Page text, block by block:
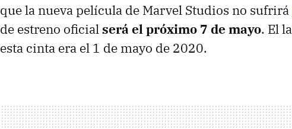
que la nueva película de Marvel Studios no sufrirá
de estreno oficialserá el próximo 7 de mayo. El
esta cinta era el 1 de mayo de 2020.